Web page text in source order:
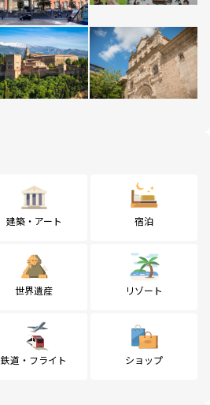
建築・アート 宿泊
世界遺産 リゾート
鉄道・フライト ショップ